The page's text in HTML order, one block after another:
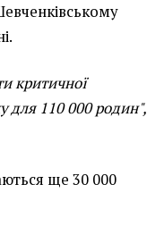
критичної
для 110 000 родин",
ще 30 000